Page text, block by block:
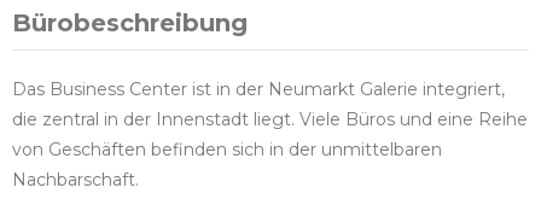
Bürobeschreibung
Das Business Center ist in der Neumarkt Galerie integriert,
die zentral in der Innenstadt liegt. Viele Büros und eine Reihe
von Geschäften befinden sich in der unmittelbaren
Nachbarschaft.